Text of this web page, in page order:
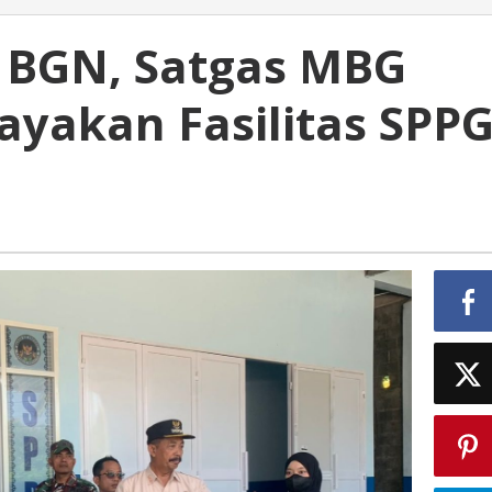
Satgas MBG
Fasilitas